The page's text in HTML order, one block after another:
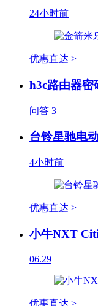
24小时前
优惠直达 >
h3c路由器密
问答 3
台铃星驰电
4小时前
优惠直达 >
小牛NXT
06.29
优惠直达 >